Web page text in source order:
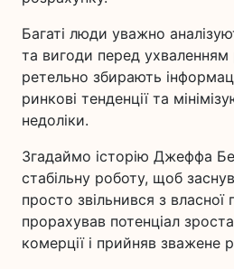
Багаті люди уважно
та вигоди перед ухваленням
ретельно збирають
ринкові тенденції та
недоліки.
Згадаймо історію Джеффа
стабільну роботу, щоб
просто звільнився з власної
прорахував потенціал
комерції і прийняв зважене